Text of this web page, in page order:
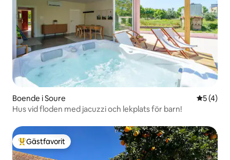
Boende i Soure 5 av 5 i
5 (4)
Hus vid floden med jacuzzi och lekplats för barn!
Populär gästfavorit
Gästfavorit